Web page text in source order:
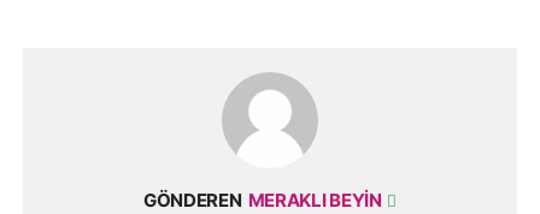
GÖNDEREN MERAKLI BEYIN